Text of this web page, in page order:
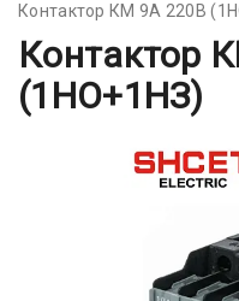
Контактор КМ 9А 220В
Контактор
(1НО+1НЗ)